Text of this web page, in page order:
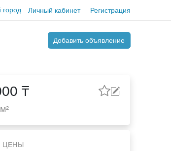
Личный кабинет Регистрация
Добавить объявление
₸
ЦЕНЫ